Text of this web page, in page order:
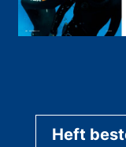
Heft